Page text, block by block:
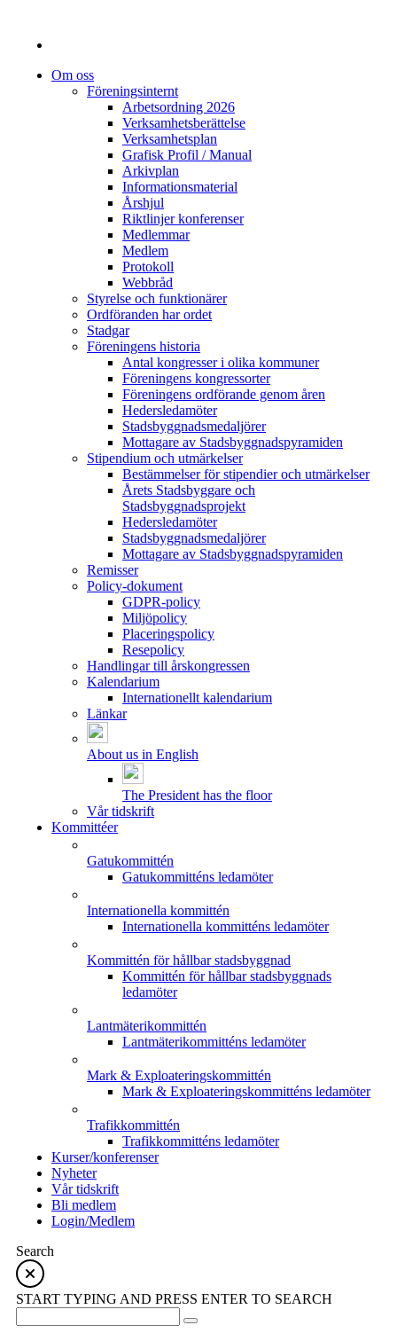
Om oss
Föreningsinternt
Arbetsordning 2026
Verksamhetsberättelse
Verksamhetsplan
Grafisk Profil / Manual
Arkivplan
Informationsmaterial
Årshjul
Riktlinjer konferenser
Medlemmar
Medlem
Protokoll
Webbråd
Styrelse och funktionärer
Ordföranden har ordet
Stadgar
Föreningens historia
Antal kongresser i olika kommuner
Föreningens kongressorter
Föreningens ordförande genom åren
Hedersledamöter
Stadsbyggnadsmedaljörer
Mottagare av Stadsbyggnadspyramiden
Stipendium och utmärkelser
Bestämmelser för stipendier och utmärkelser
Årets Stadsbyggare och
Stadsbyggnadsprojekt
Hedersledamöter
Stadsbyggnadsmedaljörer
Mottagare av Stadsbyggnadspyramiden
Remisser
Policy-dokument
GDPR-policy
Miljöpolicy
Placeringspolicy
Resepolicy
Handlingar till årskongressen
Kalendarium
Internationellt kalendarium
Länkar
About us in English
The President has the floor
Vår tidskrift
Kommittéer
Gatukommittén
Gatukommitténs ledamöter
Internationella kommittén
Internationella kommitténs ledamöter
Kommittén för hållbar stadsbyggnad
Kommittén för hållbar stadsbyggnads
ledamöter
Lantmäterikommittén
Lantmäterikommitténs ledamöter
Mark & Exploateringskommittén
Mark & Exploateringskommitténs ledamöter
Trafikkommittén
Trafikkommitténs ledamöter
Kurser/konferenser
Nyheter
Vår tidskrift
Bli medlem
Login/Medlem
Search
START TYPING AND PRESS ENTER TO SEARCH